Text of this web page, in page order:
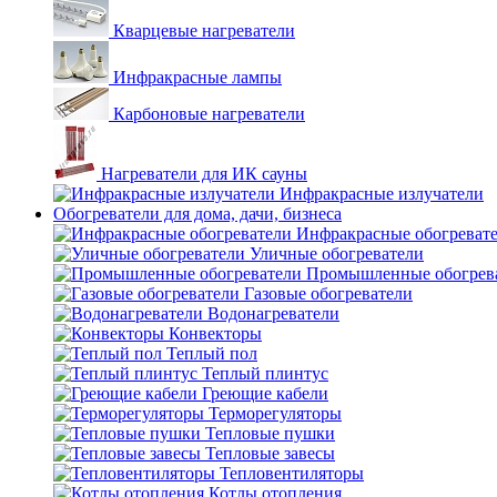
Кварцевые нагреватели
Инфракрасные лампы
Карбоновые нагреватели
Нагреватели для ИК сауны
Инфракрасные излучатели
Обогреватели для дома, дачи, бизнеса
Инфракрасные
Уличные обогреватели
Промышленные
Газовые обогреватели
Водонагреватели
Конвекторы
Теплый пол
Теплый плинтус
Греющие кабели
Терморегуляторы
Тепловые пушки
Тепловые завесы
Тепловентиляторы
Котлы отопления